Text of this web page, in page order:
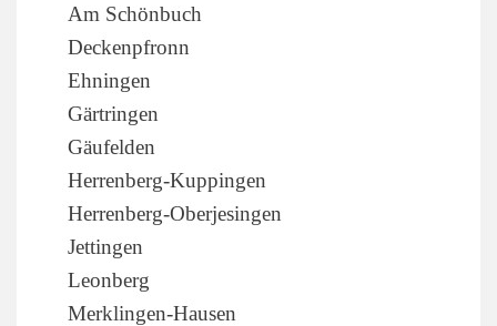
Am Schönbuch
Deckenpfronn
Ehningen
Gärtringen
Gäufelden
Herrenberg-Kuppingen
Herrenberg-Oberjesingen
Jettingen
Leonberg
Merklingen-Hausen